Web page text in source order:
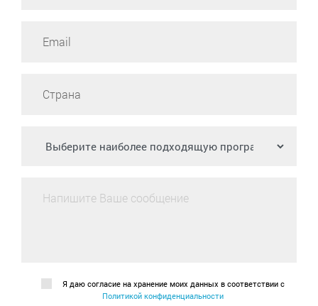
Я даю согласие на хранение моих данных в соответствии с
Политикой конфиденциальности